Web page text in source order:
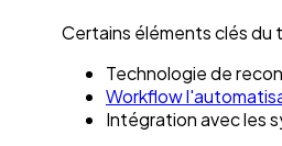
Certains éléments clés
Technologie de
Workflow
Intégration avec les